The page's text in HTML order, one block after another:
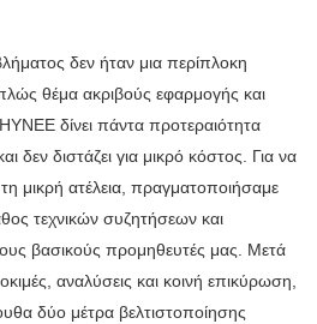
δεν ήταν μια περίπλοκη
θέμα ακριβούς εφαρμογής και
δίνει πάντα προτεραιότητα
δεν διστάζει για μικρό κόστος. Για να
μικρή ατέλεια, πραγματοποιήσαμε
τεχνικών συζητήσεων και
βασικούς προμηθευτές μας. Μετά
αναλύσεις και κοινή επικύρωση,
δύο μέτρα βελτιστοποίησης